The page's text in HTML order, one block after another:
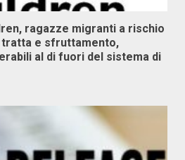
ragazze migranti a rischio
tratta e sfruttamento,
al di fuori del sistema di